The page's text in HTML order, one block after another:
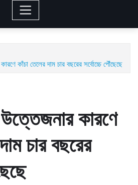
কাঁচা তেলের দাম চার বছরের সর্বোচ্চে পৌঁছেছে
উত্তেজনার কারণে
চার বছরের